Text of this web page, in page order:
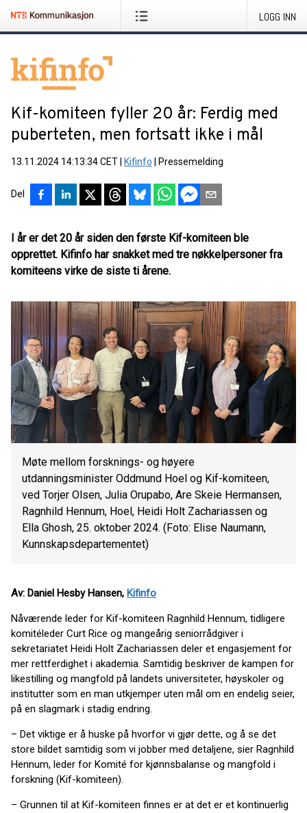
LOGG INN
Kif-komiteen fyller 20 år: Ferdig med
puberteten, men fortsatt ikke i mål
13.11.2024 14:13:34 CET Kifinfo Pressemelding
Del
I år er det 20 år siden den første Kif-komiteen ble
opprettet. Kifinfo har snakket med tre nøkkelpersoner fra
komiteens virke de siste ti årene.
Møte mellom forsknings- og høyere
utdanningsminister Oddmund Hoel og Kif-komiteen,
ved Torjer Olsen, Julia Orupabo, Are Skeie Hermansen,
Ragnhild Hennum, Hoel, Heidi Holt Zachariassen og
Ella Ghosh, 25. oktober 2024. (Foto: Elise Naumann,
Kunnskapsdepartementet)
Av: Daniel Hesby Hansen, Kifinfo
Nåværende leder for Kif-komiteen Ragnhild Hennum, tidligere
komitéleder Curt Rice og mangeårig seniorrådgiver i
sekretariatet Heidi Holt Zachariassen deler et engasjement for
mer rettferdighet i akademia. Samtidig beskriver de kampen for
likestilling og mangfold på landets universiteter, høyskoler og
institutter som en man utkjemper uten mål om en endelig seier,
på en slagmark i stadig endring.
– Det viktige er å huske på hvorfor vi gjør dette, og å se det
store bildet samtidig som vi jobber med detaljene, sier Ragnhild
Hennum, leder for Komité for kjønnsbalanse og mangfold i
forskning (Kif-komiteen).
– Grunnen til at Kif-komiteen finnes er at det er et kontinuerlig